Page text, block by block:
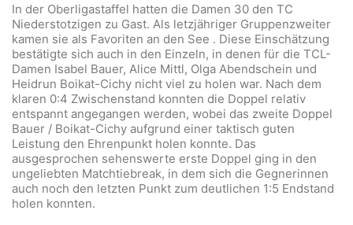
In der Oberligastaffel hatten die Damen 30 den TC
Niederstotzigen zu Gast. Als letzjähriger Gruppenzweiter
kamen sie als Favoriten an den See . Diese Einschätzung
bestätigte sich auch in den Einzeln, in denen für die TCL-
Damen Isabel Bauer, Alice Mittl, Olga Abendschein und
Heidrun Boikat-Cichy nicht viel zu holen war. Nach dem
klaren 0:4 Zwischenstand konnten die Doppel relativ
entspannt angegangen werden, wobei das zweite Doppel
Bauer / Boikat-Cichy aufgrund einer taktisch guten
Leistung den Ehrenpunkt holen konnte. Das
ausgesprochen sehenswerte erste Doppel ging in den
ungeliebten Matchtiebreak, in dem sich die Gegnerinnen
auch noch den letzten Punkt zum deutlichen 1:5 Endstand
holen konnten.